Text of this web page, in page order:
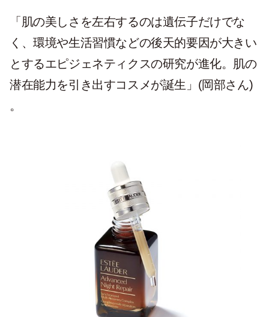
「肌の美しさを左右するのは遺伝子だけでな
く、環境や生活習慣などの後天的要因が大きい
とするエピジェネティクスの研究が進化。肌の
潜在能力を引き出すコスメが誕生」(岡部さん)
。